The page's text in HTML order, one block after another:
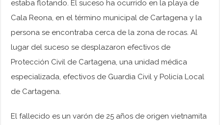
estaba flotando. El suceso ha ocurrido en la playa de
Cala Reona, en el término municipal de Cartagena y la
persona se encontraba cerca de la zona de rocas. Al
lugar del suceso se desplazaron efectivos de
Protección Civil de Cartagena, una unidad médica
especializada, efectivos de Guardia Civil y Policía Local
de Cartagena.
El fallecido es un varón de 25 años de origen vietnamita